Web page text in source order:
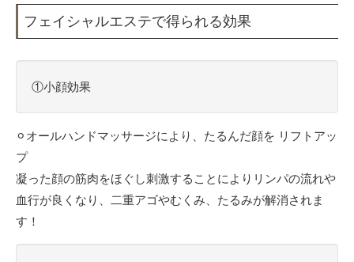
フェイシャルエステで得られる効果
①小顔効果
⚪︎オールハンドマッサージにより、たるんだ顔を リフトアッ
プ
凝った顔の筋肉をほぐし刺激することによりリンパの流れや
血行が良くなり、二重アゴやむくみ、たるみが解消されま
す！